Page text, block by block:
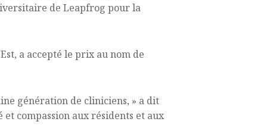
de Leapfrog pour la
a accepté le prix au nom de
génération de cliniciens, » a dit
compassion aux résidents et aux